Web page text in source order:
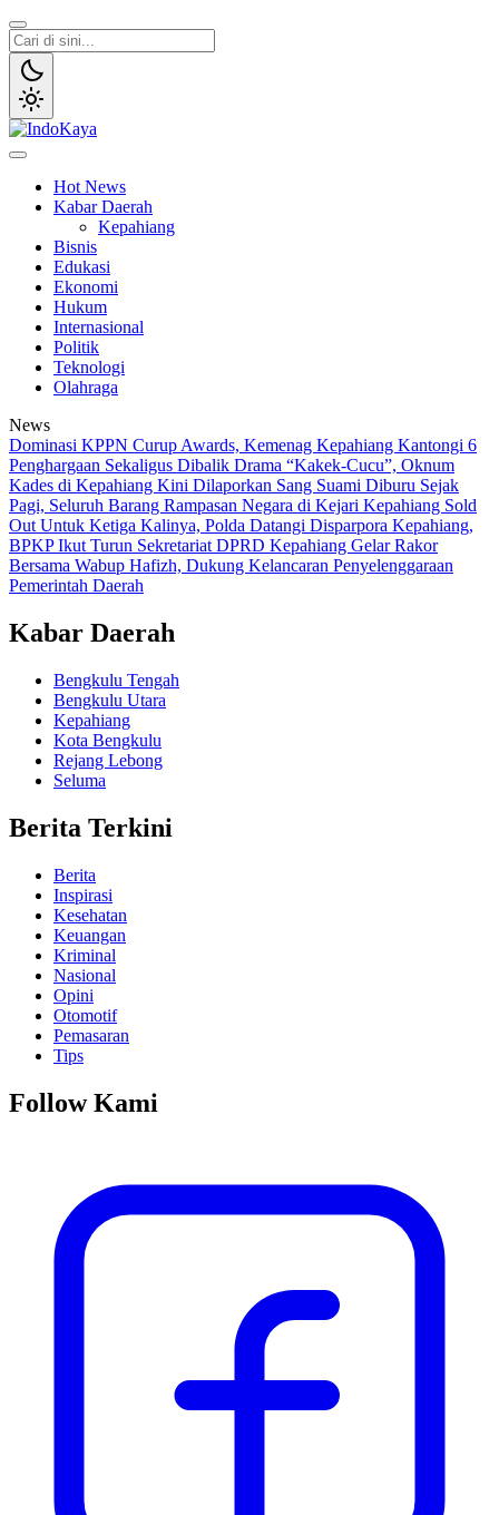
Lewati
ke
konten
Hot News
Kabar Daerah
Kepahiang
Bisnis
Edukasi
Ekonomi
Hukum
Internasional
Politik
Teknologi
Olahraga
News
Dominasi KPPN Curup Awards, Kemenag Kepahiang Kantongi 6
Penghargaan Sekaligus Dibalik Drama “Kakek-Cucu”, Oknum
Kades di Kepahiang Kini Dilaporkan Sang Suami Diburu Sejak
Pagi, Seluruh Barang Rampasan Negara di Kejari Kepahiang Sold
Out Untuk Ketiga Kalinya, Polda Datangi Disparpora Kepahiang,
BPKP Ikut Turun Sekretariat DPRD Kepahiang Gelar Rakor
Bersama Wabup Hafizh, Dukung Kelancaran Penyelenggaraan
Pemerintah Daerah
Kabar Daerah
Bengkulu Tengah
Bengkulu Utara
Kepahiang
Kota Bengkulu
Rejang Lebong
Seluma
Berita Terkini
Berita
Inspirasi
Kesehatan
Keuangan
Kriminal
Nasional
Opini
Otomotif
Pemasaran
Tips
Follow Kami